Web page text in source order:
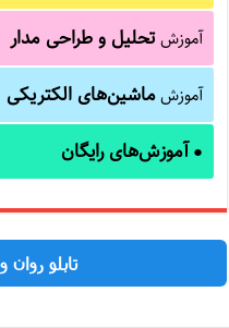
آموزشتحلیل و طراحی مدار
آموزشماشین‌های الکتریکی
●آموزش‌های رایگان
تابلو